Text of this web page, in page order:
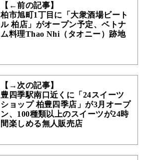
【←前の記事】
柏市旭町1丁目に「大衆酒場ビート
ル 柏店」がオープン予定、ベトナ
ム料理Thao Nhi（タオニー）跡地
【→次の記事】
豊四季駅南口近くに「24スイーツ
ショップ 柏豊四季店」が3月オープ
ン、100種類以上のスイーツが24時
間楽しめる無人販売店